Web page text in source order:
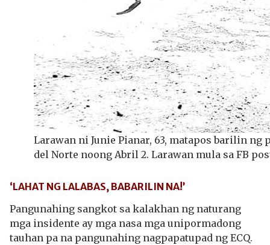
Larawan ni Junie Pianar, 63, matapos barilin
del Norte noong Abril 2. Larawan mula sa FB
‘LAHAT NG LALABAS, BABARILIN NA!’
Pangunahing sangkot sa kalakhan ng naturang
mga insidente ay mga nasa mga unipormadong
tauhan pa na pangunahing nagpapatupad ng ECQ.